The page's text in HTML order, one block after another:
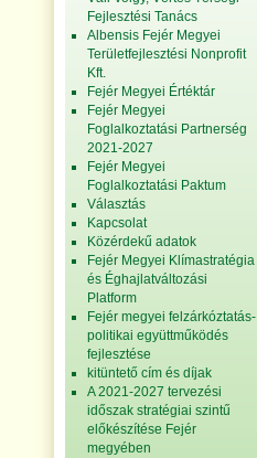
Fejlesztési Tanács
Albensis Fejér Megyei
Területfejlesztési Nonprofit
Kft.
Fejér Megyei Értéktár
Fejér Megyei
Foglalkoztatási Partnerség
2021-2027
Fejér Megyei
Foglalkoztatási Paktum
Választás
Kapcsolat
Közérdekű adatok
Fejér Megyei Klímastratégia
és Éghajlatváltozási
Platform
Fejér megyei felzárkóztatás-
politikai együttműködés
fejlesztése
kitüntető cím és díjak
A 2021-2027 tervezési
időszak stratégiai szintű
előkészítése Fejér
megyében